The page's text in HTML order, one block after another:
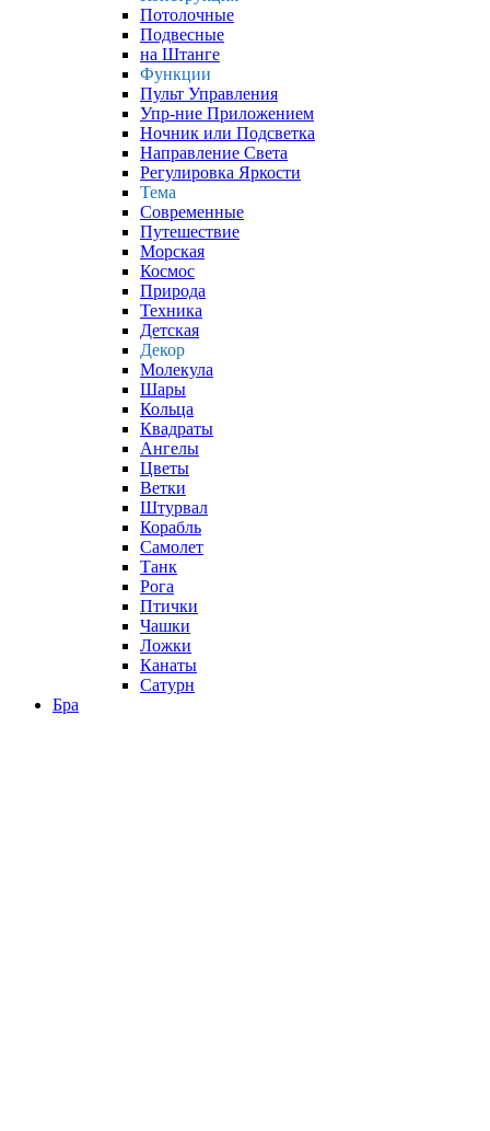
Потолочные
Подвесные
на Штанге
Функции
Пульт Управления
Упр-ние Приложением
Ночник или Подсветка
Направление Света
Регулировка Яркости
Тема
Современные
Путешествие
Морская
Космос
Природа
Техника
Детская
Декор
Молекула
Шары
Кольца
Квадраты
Ангелы
Цветы
Ветки
Штурвал
Корабль
Самолет
Танк
Рога
Птички
Чашки
Ложки
Канаты
Сатурн
Бра